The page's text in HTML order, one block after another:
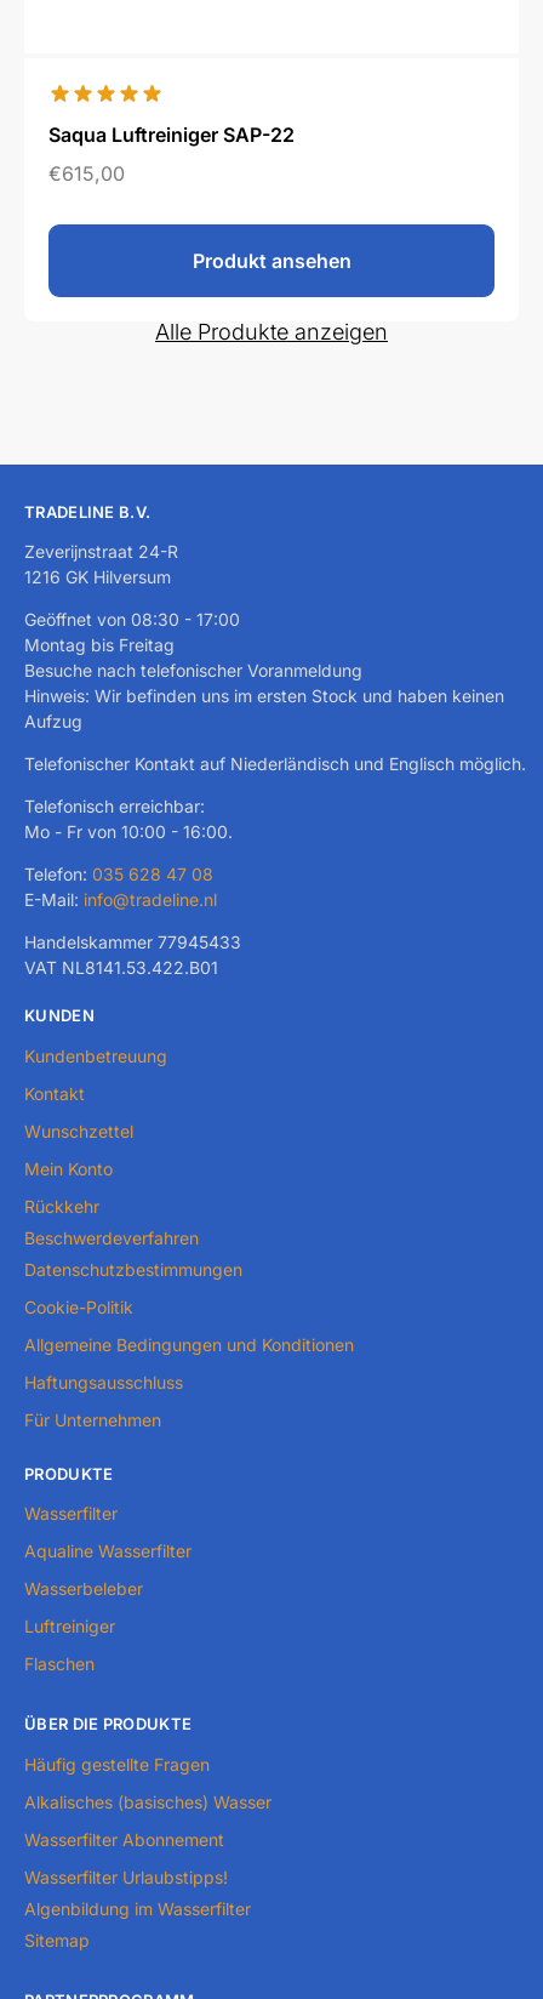
Saqua Luftreiniger SAP-22
€615,00
Produkt ansehen
Alle Produkte anzeigen
TRADELINE B.V.
Zeverijnstraat 24-R
1216 GK Hilversum
Geöffnet von 08:30 - 17:00
Montag bis Freitag
Besuche nach telefonischer Voranmeldung
Hinweis: Wir befinden uns im ersten Stock und haben keinen
Aufzug
Telefonischer Kontakt auf Niederländisch und Englisch möglich.
Telefonisch erreichbar:
Mo - Fr von 10:00 - 16:00.
Telefon: 035 628 47 08
E-Mail: info@tradeline.nl
Handelskammer 77945433
VAT NL8141.53.422.B01
KUNDEN
Kundenbetreuung
Kontakt
Wunschzettel
Mein Konto
Rückkehr
Beschwerdeverfahren
Datenschutzbestimmungen
Cookie-Politik
Allgemeine Bedingungen und Konditionen
Haftungsausschluss
Für Unternehmen
PRODUKTE
Wasserfilter
Aqualine Wasserfilter
Wasserbeleber
Luftreiniger
Flaschen
ÜBER DIE PRODUKTE
Häufig gestellte Fragen
Alkalisches (basisches) Wasser
Wasserfilter Abonnement
Wasserfilter Urlaubstipps!
Algenbildung im Wasserfilter
Sitemap